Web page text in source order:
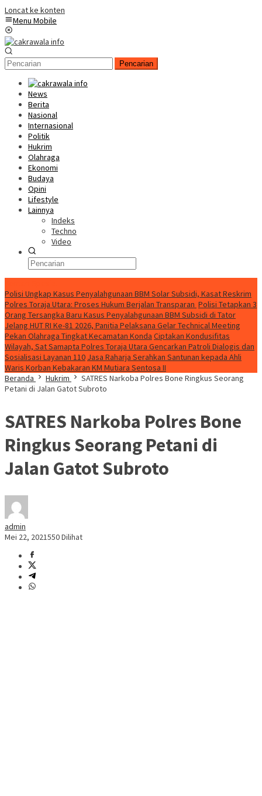
Loncat ke konten
Menu Mobile
Pencarian
News
Berita
Nasional
Internasional
Politik
Hukrim
Olahraga
Ekonomi
Budaya
Opini
Lifestyle
Lainnya
Indeks
Techno
Video
Polisi Ungkap Kasus Penyalahgunaan BBM Solar Subsidi, Kasat Reskrim
Polres Toraja Utara: Proses Hukum Berjalan Transparan Polisi Tetapkan 3
Orang Tersangka Baru Kasus Penyalahgunaan BBM Subsidi di Tator
Jelang HUT RI Ke-81 2026, Panitia Pelaksana Gelar Technical Meeting
Pekan Olahraga Tingkat Kecamatan Konda Ciptakan Kondusifitas
Wilayah, Sat Samapta Polres Toraja Utara Gencarkan Patroli Dialogis dan
Sosialisasi Layanan 110 Jasa Raharja Serahkan Santunan kepada Ahli
Waris Korban Kebakaran KM Mutiara Sentosa II
Beranda
Hukrim
SATRES Narkoba Polres Bone Ringkus Seorang
Petani di Jalan Gatot Subroto
SATRES Narkoba Polres Bone
Ringkus Seorang Petani di
Jalan Gatot Subroto
admin
Mei 22, 2021550 Dilihat